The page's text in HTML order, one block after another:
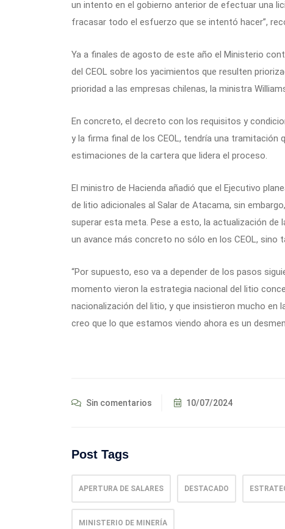
un intento en el gobierno anterior de efectuar una
fracasar todo el esfuerzo que se intentó hacer”,
Ya a finales de agosto de este año el Ministerio
del CEOL sobre los yacimientos que resulten
prioridad a las empresas chilenas, la ministra
En concreto, el decreto con los requisitos y
y la firma final de los CEOL, tendría una tramitación
estimaciones de la cartera que lidera el proceso.
El ministro de Hacienda añadió que el Ejecutivo
de litio adicionales al Salar de Atacama, sin
superar esta meta. Pese a esto, la actualización de
un avance más concreto no sólo en los CEOL, sino
“Por supuesto, eso va a depender de los pasos
momento vieron la estrategia nacional del litio
nacionalización del litio, y que insistieron mucho en
creo que lo que estamos viendo ahora es un
Sin comentarios 10/07/2024
Post Tags
APERTURA DE SALARES DESTACADO
MINISTERIO DE MINERÍA